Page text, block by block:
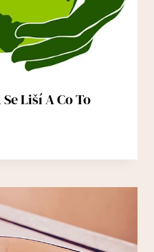
Liší A Co To